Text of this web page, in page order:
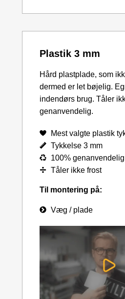
Plastik 3 mm
Hård plastplade, som
dermed er let bøjelig.
indendørs brug. Tåler
genanvendelig.
Mest valgte plastik
Tykkelse 3 mm
100% genanvendelig
Tåler ikke frost
Til montering på:
Væg / plade